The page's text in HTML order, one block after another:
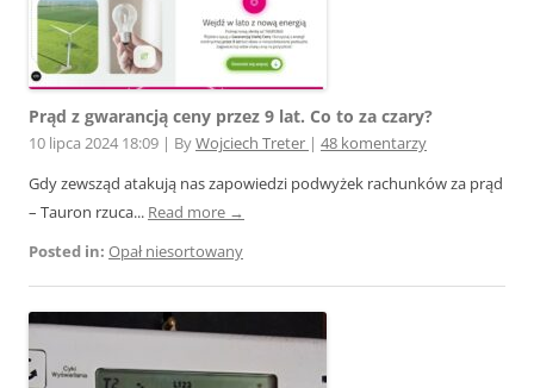
Prąd z gwarancją ceny przez 9 lat. Co to za czary?
10 lipca 2024 18:09 | ByWojciech Treter | 48 komentarzy
Gdy zewsząd atakują nas zapowiedzi podwyżek rachunków za prąd
– Tauron rzuca... Read more →
Posted in: Opał niesortowany